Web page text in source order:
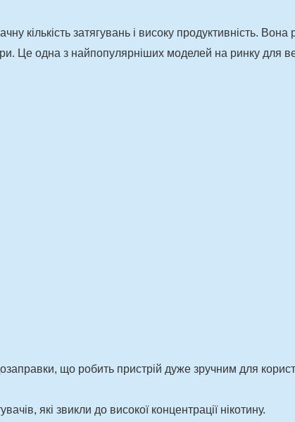
кількість затягувань і високу продуктивність.
Це одна з найпопулярніших моделей на ринку для
що робить пристрій дуже зручним для
які звикли до високої концентрації нікотину.